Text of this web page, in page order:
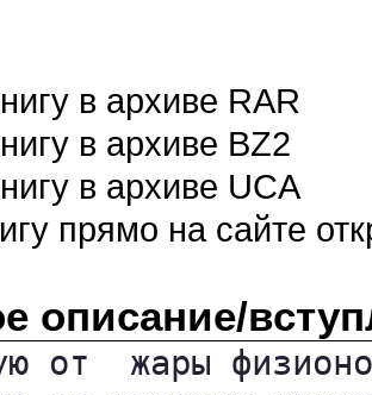
в архиве RAR
в архиве BZ2
в архиве UCA
прямо на сайте
описание/
от  жары